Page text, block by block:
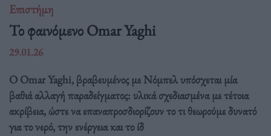
Επιστήμη
Το φαινόμενο Omar Yaghi
29.01.26
Ο Omar Yaghi, βραβευμένος με Νόμπελ υπόσχεται μία
βαθιά αλλαγή παραδείγματος: υλικά σχεδιασμένα με τέτοια
ακρίβεια, ώστε να επαναπροσδιορίζουν το τι θεωρούμε δυνατό
για το νερό, την ενέργεια και το ίδ